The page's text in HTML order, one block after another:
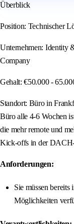
Überblick
Position: Technischer
Unternehmen: Identity
Company
Gehalt: €50.000 -
Standort: Büro in
Büro alle 4-6 Wochen
die mehr remote und
Kick-offs in der
Anforderungen:
Sie müssen
Möglichkeiten